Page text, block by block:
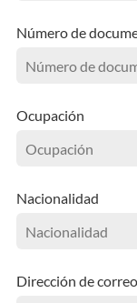
Número de
Ocupación
Nacionalidad
Dirección de